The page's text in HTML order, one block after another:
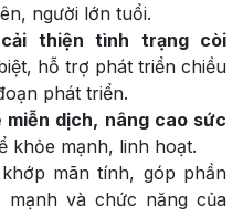
người lớn tuổi.
thiện tình trạng còi
hỗ trợ phát triển chiều
phát triển.
dịch, nâng cao sức
khỏe mạnh, linh hoạt.
mãn tính, góp phần
và chức năng của